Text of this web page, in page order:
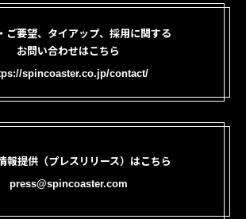
ご要望、タイアップ、採用に関する
お問い合わせはこちら
spincoaster.co.jp/contact/
報提供（プレスリリース）はこちら
press@spincoaster.com